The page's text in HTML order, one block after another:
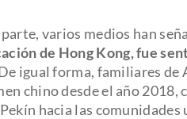
varios medios han
de Hong Kong, fue
igual forma, familiares de
chino desde el año
hacia las comunidades